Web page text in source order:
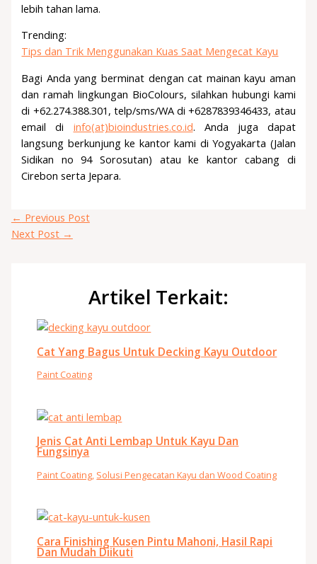
lebih tahan lama.
Trending:
Tips dan Trik Menggunakan Kuas Saat Mengecat Kayu
Bagi Anda yang berminat dengan cat mainan kayu aman
dan ramah lingkungan BioColours, silahkan hubungi kami
di +62.274.388.301, telp/sms/WA di +6287839346433, atau
email di info(at)bioindustries.co.id. Anda juga dapat
langsung berkunjung ke kantor kami di Yogyakarta (Jalan
Sidikan no 94 Sorosutan) atau ke kantor cabang di
Cirebon serta Jepara.
← Previous Post
Next Post →
Artikel Terkait:
Cat Yang Bagus Untuk Decking Kayu Outdoor
Paint Coating
Jenis Cat Anti Lembap Untuk Kayu Dan
Fungsinya
Paint Coating, Solusi Pengecatan Kayu dan Wood Coating
Cara Finishing Kusen Pintu Mahoni, Hasil Rapi
Dan Mudah Diikuti